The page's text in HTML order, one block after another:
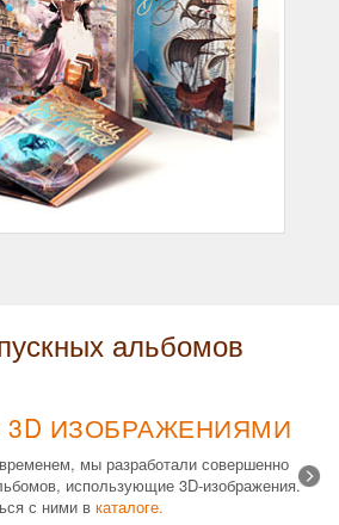
альбомов
ИЗОБРАЖЕНИЯМИ
мы разработали совершенно
использующие 3D-изображения.
с ними в каталоге.